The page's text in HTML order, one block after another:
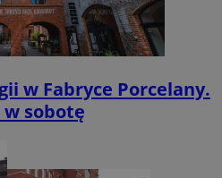
w Fabryce Porcelany.
sobotę